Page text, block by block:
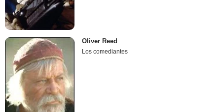
Oliver Reed
Los comediantes